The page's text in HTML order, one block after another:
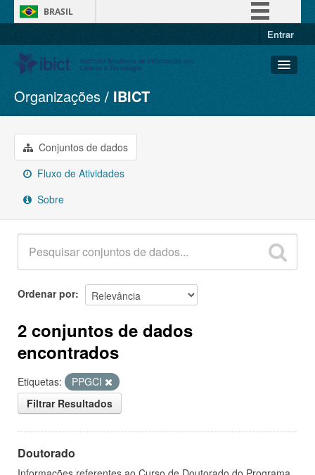
BRASIL
Entrar
Conjuntos de dados
Organizações
Grupos
Sobre
Organizações IBICT
Conjuntos de dados
Fluxo de Atividades
Sobre
Ordenar por
2 conjuntos de dados
encontrados
Etiquetas:
PPGCI
Filtrar Resultados
Doutorado